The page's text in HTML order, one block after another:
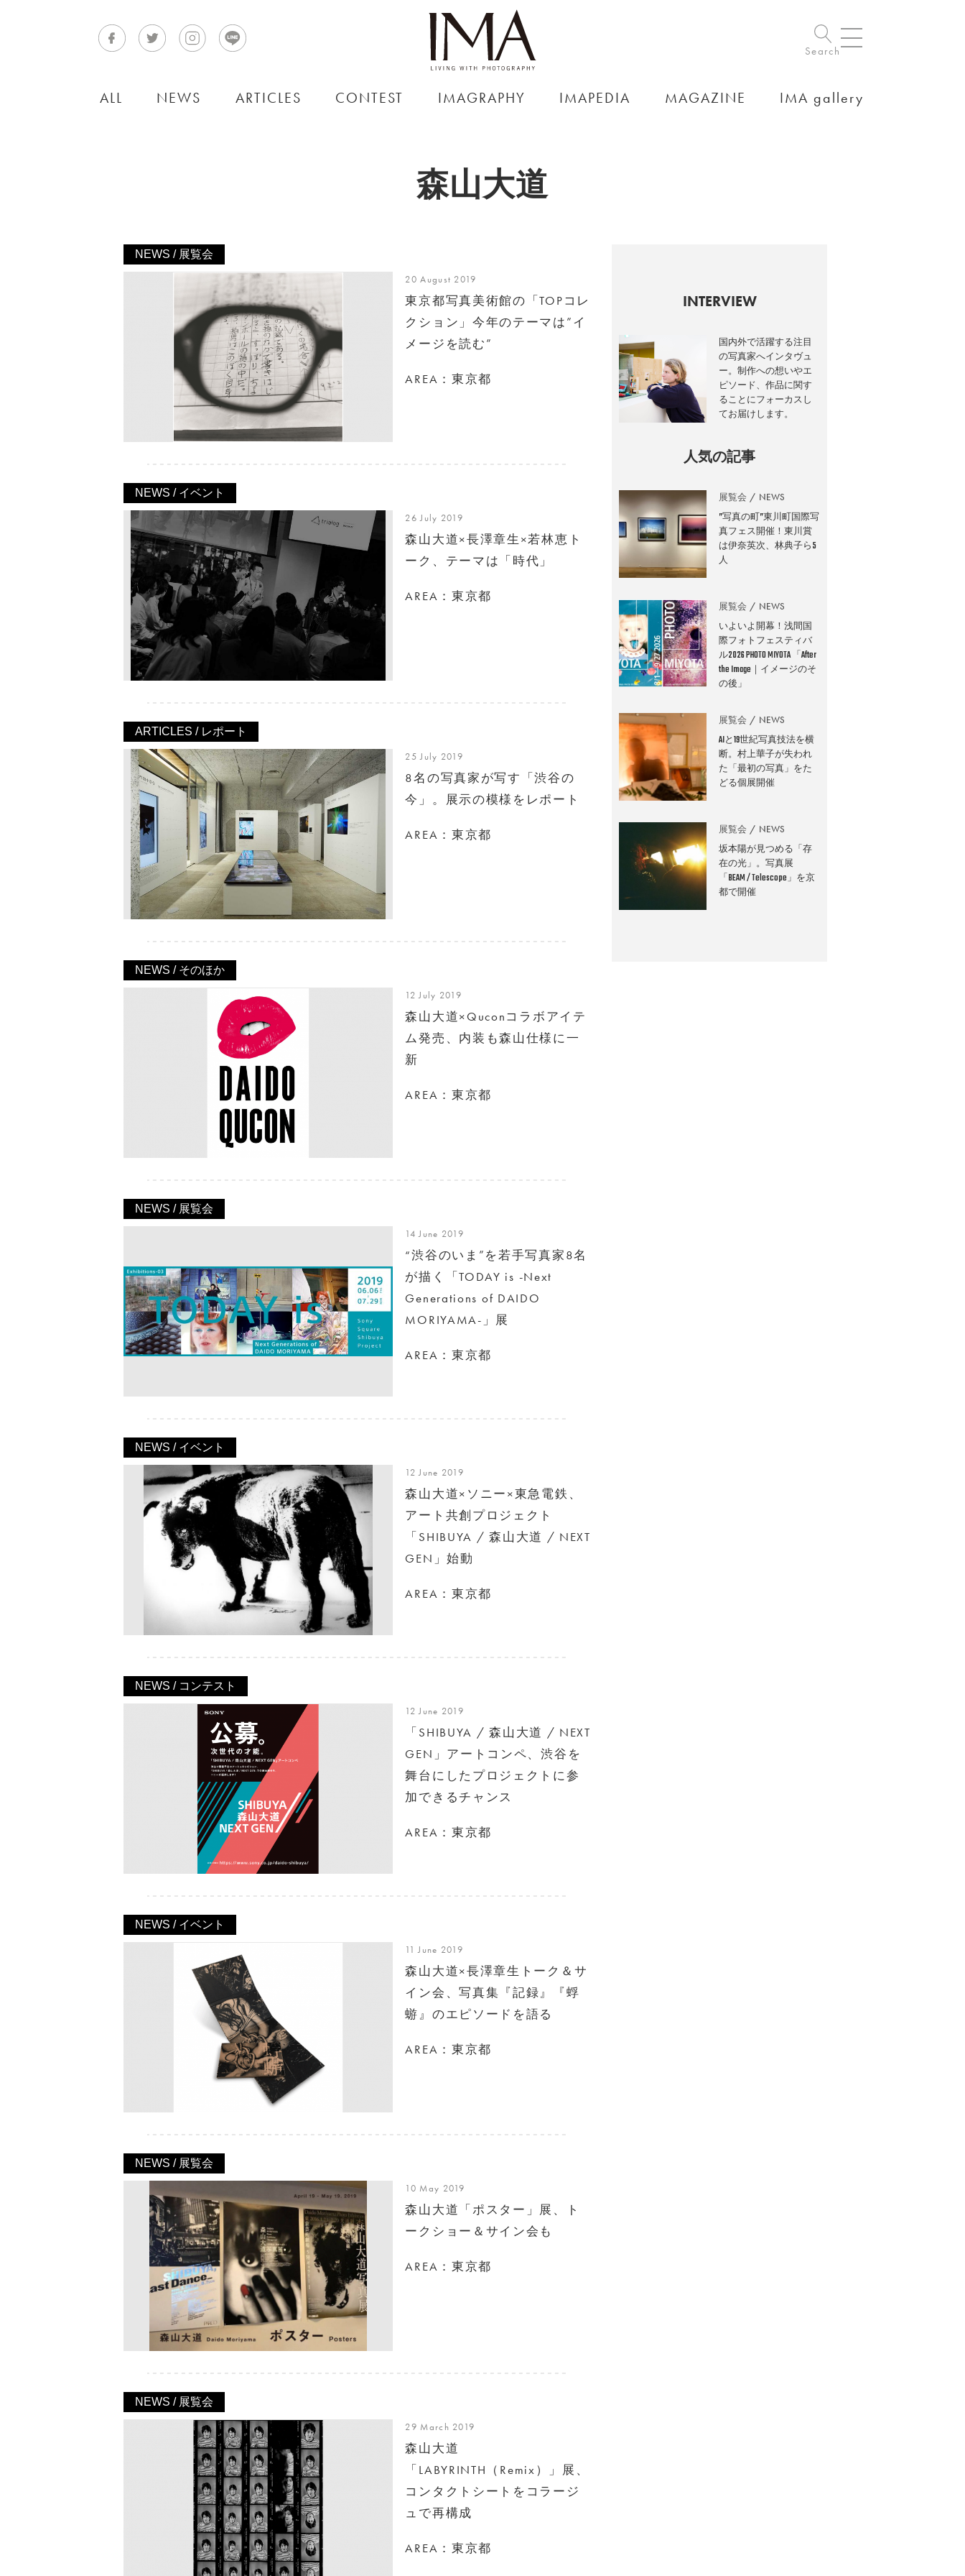
Search
ALL NEWS ARTICLES CONTEST IMAGRAPHY IMAPEDIA MAGAZINE IMA gallery
森山大道
NEWS / 展覧会
20 August 2019
東京都写真美術館の「TOPコレ
クション」今年のテーマは”イ
メージを読む”
AREA：東京都
NEWS / イベント
26 July 2019
森山大道×長澤章生×若林恵ト
ーク、テーマは「時代」
AREA：東京都
ARTICLES / レポート
25 July 2019
8名の写真家が写す「渋谷の
今」。展示の模様をレポート
AREA：東京都
NEWS / そのほか
12 July 2019
森山大道×Quconコラボアイテ
ム発売、内装も森山仕様に一
新
AREA：東京都
NEWS / 展覧会
14 June 2019
“渋谷のいま”を若手写真家8名
が描く「TODAY is -Next
Generations of DAIDO
MORIYAMA-」展
AREA：東京都
NEWS / イベント
12 June 2019
森山大道×ソニー×東急電鉄、
アート共創プロジェクト
「SHIBUYA / 森山大道 / NEXT
GEN」始動
AREA：東京都
NEWS / コンテスト
12 June 2019
「SHIBUYA / 森山大道 / NEXT
GEN」アートコンペ、渋谷を
舞台にしたプロジェクトに参
加できるチャンス
AREA：東京都
NEWS / イベント
11 June 2019
森山大道×長澤章生トーク＆サ
イン会、写真集『記録』『蜉
蝣』のエピソードを語る
AREA：東京都
NEWS / 展覧会
10 May 2019
森山大道「ポスター」展、ト
ークショー＆サイン会も
AREA：東京都
NEWS / 展覧会
29 March 2019
森山大道
「LABYRINTH（Remix）」展、
コンタクトシートをコラージ
ュで再構成
AREA：東京都
INTERVIEW
国内外で活躍する注目
の写真家へインタヴュ
ー。制作への想いやエ
ピソード、作品に関す
ることにフォーカスし
てお届けします。
人気の記事
展覧会 NEWS
”写真の町”東川町国際写
真フェス開催！東川賞
は伊奈英次、林典子ら5
人
展覧会 NEWS
いよいよ開幕！浅間国
際フォトフェスティバ
ル2026 PHOTO MIYOTA 「After
the Image｜イメージのそ
の後」
展覧会 NEWS
AIと19世紀写真技法を横
断。村上華子が失われ
た「最初の写真」をた
どる個展開催
展覧会 NEWS
坂本陽が見つめる「存
在の光」。写真展
「BEAM / Telescope」を京
都で開催